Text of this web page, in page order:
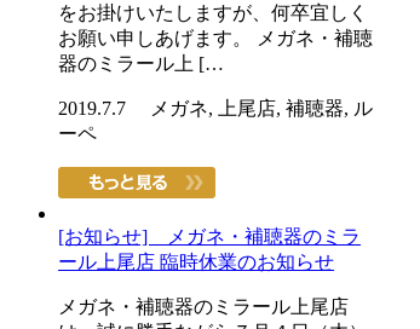
をお掛けいたしますが、何卒宜しく
お願い申しあげます。 メガネ・補聴
器のミラール上 […
2019.7.7 メガネ, 上尾店, 補聴器, ル
ーペ
[お知らせ] メガネ・補聴器のミラ
ール上尾店 臨時休業のお知らせ
メガネ・補聴器のミラール上尾店